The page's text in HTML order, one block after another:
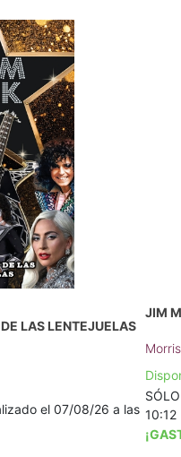
LAS LENTEJUELAS
el 07/08/26 a las
JIM
10:12